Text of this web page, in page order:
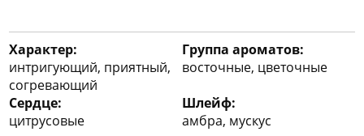
Характер:
интригующий, приятный,
согревающий
Группа ароматов:
восточные, цветочные
Сердце:
цитрусовые
Шлейф:
амбра, мускус